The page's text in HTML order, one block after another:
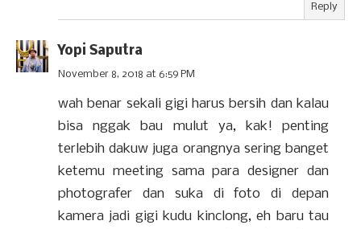
Reply
Yopi Saputra
November 8, 2018 at 6:59 PM
wah benar sekali gigi harus bersih dan kalau
bisa nggak bau mulut ya, kak! penting
terlebih dakuw juga orangnya sering banget
ketemu meeting sama para designer dan
photografer dan suka di foto di depan
kamera jadi gigi kudu kinclong, eh baru tau